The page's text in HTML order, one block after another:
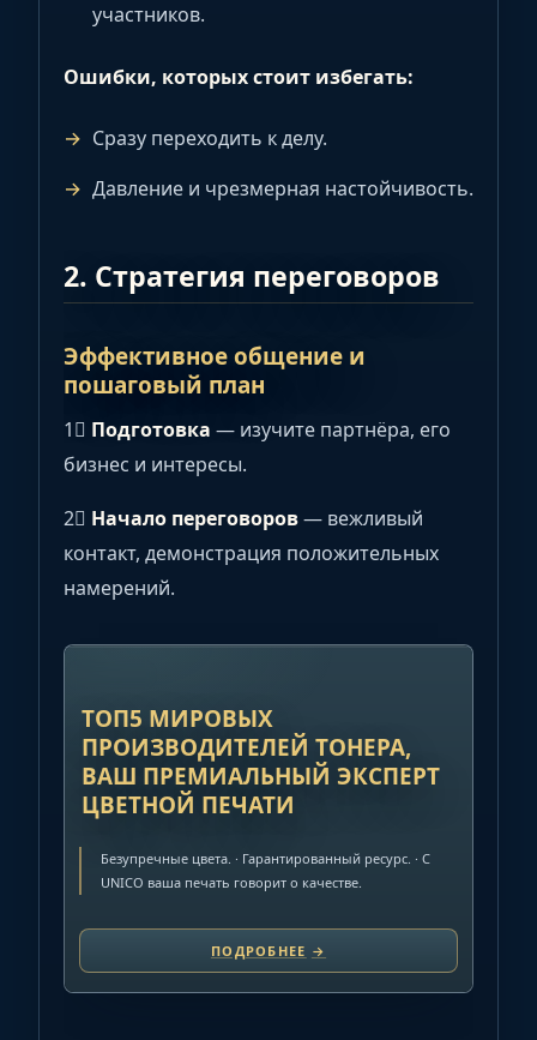
участников.
Ошибки, которых стоит избегать:
Сразу переходить к делу.
Давление и чрезмерная настойчивость.
2. Стратегия переговоров
Эффективное общение и
пошаговый план
1⃣ Подготовка — изучите партнёра, его
бизнес и интересы.
2⃣ Начало переговоров— вежливый
контакт, демонстрация положительных
намерений.
ТОП5 МИРОВЫХ
ПРОИЗВОДИТЕЛЕЙ ТОНЕРА,
ВАШ ПРЕМИАЛЬНЫЙ ЭКСПЕРТ
ЦВЕТНОЙ ПЕЧАТИ
Безупречные цвета. · Гарантированный ресурс. · C
UNICO ваша печать говорит о качестве.
ПОДРОБНЕЕ →